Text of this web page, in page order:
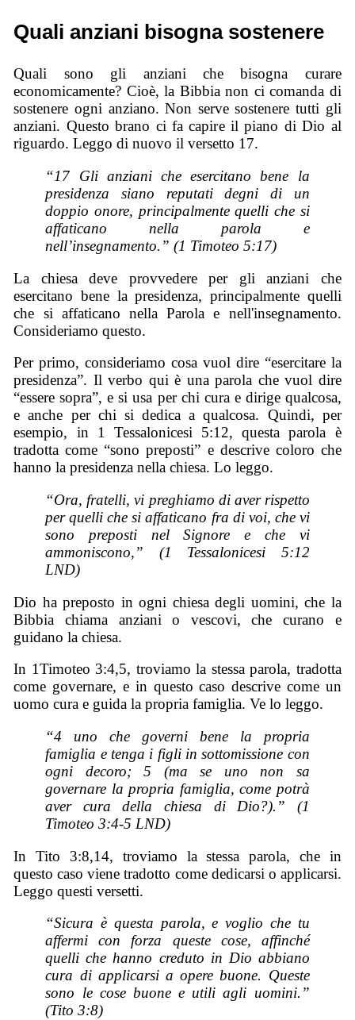
Quali anziani bisogna sostenere
Quali sono gli anziani che bisogna curare
economicamente? Cioè, la Bibbia non ci comanda di
sostenere ogni anziano. Non serve sostenere tutti gli
anziani. Questo brano ci fa capire il piano di Dio al
riguardo. Leggo di nuovo il versetto 17.
“17 Gli anziani che esercitano bene la
presidenza siano reputati degni di un
doppio onore, principalmente quelli che si
affaticano nella parola e
nell’insegnamento.” (1 Timoteo 5:17)
La chiesa deve provvedere per gli anziani che
esercitano bene la presidenza, principalmente quelli
che si affaticano nella Parola e nell'insegnamento.
Consideriamo questo.
Per primo, consideriamo cosa vuol dire “esercitare la
presidenza”. Il verbo qui è una parola che vuol dire
“essere sopra”, e si usa per chi cura e dirige qualcosa,
e anche per chi si dedica a qualcosa. Quindi, per
esempio, in 1 Tessalonicesi 5:12, questa parola è
tradotta come “sono preposti” e descrive coloro che
hanno la presidenza nella chiesa. Lo leggo.
“Ora, fratelli, vi preghiamo di aver rispetto
per quelli che si affaticano fra di voi, che vi
sono preposti nel Signore e che vi
ammoniscono,” (1 Tessalonicesi 5:12
LND)
Dio ha preposto in ogni chiesa degli uomini, che la
Bibbia chiama anziani o vescovi, che curano e
guidano la chiesa.
In 1Timoteo 3:4,5, troviamo la stessa parola, tradotta
come governare, e in questo caso descrive come un
uomo cura e guida la propria famiglia. Ve lo leggo.
“4 uno che governi bene la propria
famiglia e tenga i figli in sottomissione con
ogni decoro; 5 (ma se uno non sa
governare la propria famiglia, come potrà
aver cura della chiesa di Dio?).” (1
Timoteo 3:4-5 LND)
In Tito 3:8,14, troviamo la stessa parola, che in
questo caso viene tradotto come dedicarsi o applicarsi.
Leggo questi versetti.
“Sicura è questa parola, e voglio che tu
affermi con forza queste cose, affinché
quelli che hanno creduto in Dio abbiano
cura di applicarsi a opere buone. Queste
sono le cose buone e utili agli uomini.”
(Tito 3:8)